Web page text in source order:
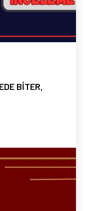
BİTER,